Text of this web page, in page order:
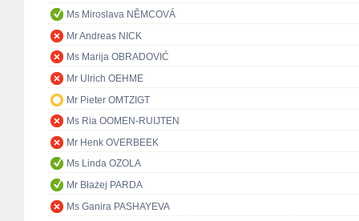
Ms Miroslava NĚMCOVÁ
Mr Andreas NICK
Ms Marija OBRADOVIĆ
Mr Ulrich OEHME
Mr Pieter OMTZIGT
Ms Ria OOMEN-RUIJTEN
Mr Henk OVERBEEK
Ms Linda OZOLA
Mr Błażej PARDA
Ms Ganira PASHAYEVA